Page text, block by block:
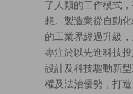
了人類的工作模式
想。製造業從自動
的工業界經過升級
專注於以先進科技
設計及科技驅動新
權及法治優勢，打